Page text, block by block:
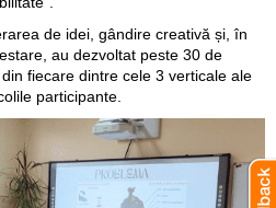
de idei, gândire creativă și, în
au dezvoltat peste 30 de
fiecare dintre cele 3 verticale ale
participante.